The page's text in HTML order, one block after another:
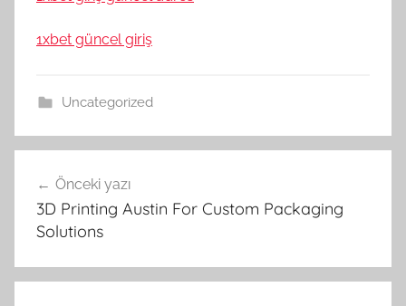
1xbet güncel giriş
Uncategorized
gezinmesi
Önceki yazı
3D Printing Austin For Custom Packaging
Solutions